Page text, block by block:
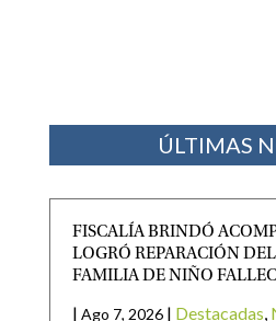
ÚLTIMAS
FISCALÍA BRINDÓ
LOGRÓ REPARACIÓN
FAMILIA DE NIÑO
| Ago 7, 2026 | Destacadas